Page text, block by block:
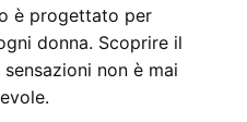
è progettato per
donna. Scoprire il
non è mai